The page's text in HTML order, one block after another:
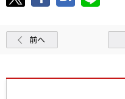
前へ